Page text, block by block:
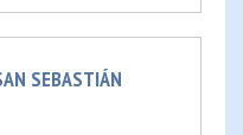
SEBASTIÁN